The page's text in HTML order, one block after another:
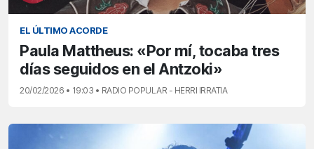
EL ÚLTIMO ACORDE
Paula Mattheus: «Por mí, tocaba tres
días seguidos en el Antzoki»
20/02/2026 • 19:03 • RADIO POPULAR - HERRI IRRATIA